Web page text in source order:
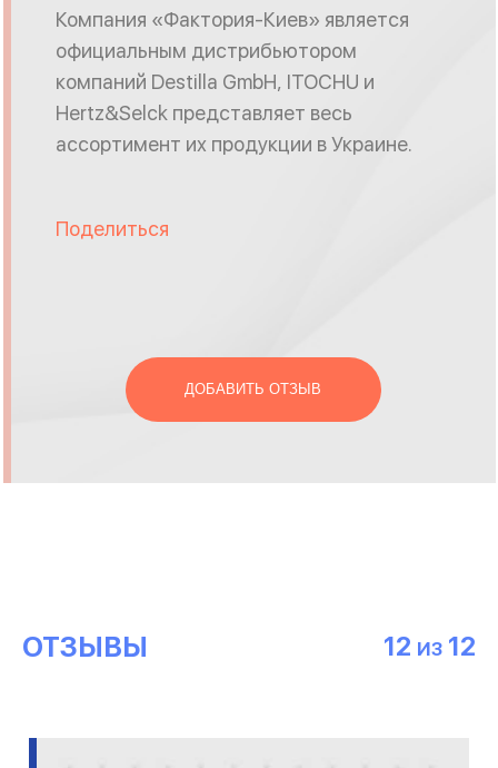
Компания «Фактория-Киев» является
официальным дистрибьютором
компаний Destilla GmbH, ITOCHU и
Hertz&Selck представляет весь
ассортимент их продукции в Украине.
Поделиться
ДОБАВИТЬ ОТЗЫВ
ОТЗЫВЫ 12 ИЗ 12